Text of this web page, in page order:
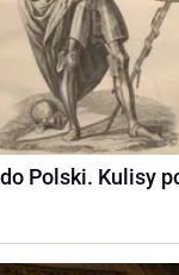
Polski. Kulisy